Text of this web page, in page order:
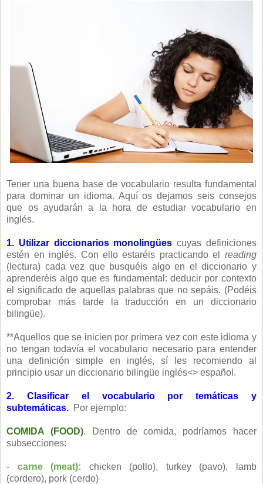
Tener una buena base de vocabulario resulta fundamental
para dominar un idioma. Aquí os dejamos seis consejos
que os ayudarán a la hora de estudiar vocabulario en
inglés.
1. Utilizar diccionarios monolingües cuyas definiciones
estén en inglés. Con ello estaréis practicando el reading
(lectura) cada vez que busquéis algo en el diccionario y
aprenderéis algo que es fundamental: deducir por contexto
el significado de aquellas palabras que no sepáis. (Podéis
comprobar más tarde la traducción en un diccionario
bilingüe).
**Aquellos que se inicien por primera vez con este idioma y
no tengan todavía el vocabulario necesario para entender
una definición simple en inglés, sí les recomiendo al
principio usar un diccionario bilingüe inglés<> español.
2.Clasificar el vocabulario por temáticas
y
subtemáticas. Por ejemplo:
COMIDA (FOOD). Dentro de comida, podríamos hacer
subsecciones:
- carne (meat): chicken (pollo), turkey (pavo), lamb
(cordero), pork (cerdo)